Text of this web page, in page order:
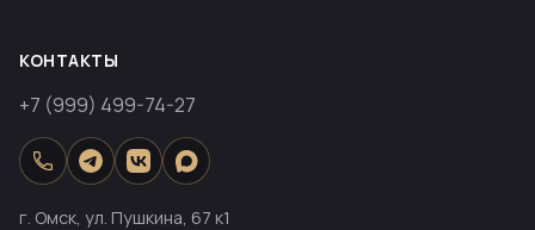
КОНТАКТЫ
+7 (999) 499-74-27
г. Омск, ул. Пушкина, 67 к1